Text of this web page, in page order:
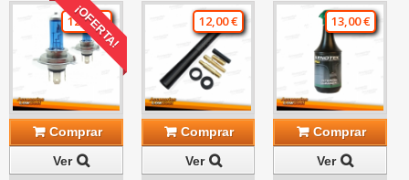
¡OFERTA!
12,00 €
Comprar
Ver
12,00 €
Comprar
Ver
13,00 €
Comprar
Ver